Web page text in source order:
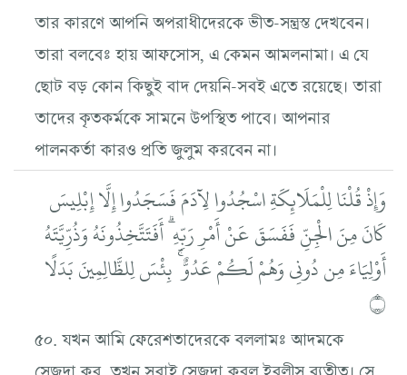
তার কারণে আপনি অপরাধীদেরকে ভীত-সন্ত্রস্ত দেখবেন।
তারা বলবেঃ হায় আফসোস, এ কেমন আমলনামা। এ যে
ছোট বড় কোন কিছুই বাদ দেয়নি-সবই এতে রয়েছে। তারা
তাদের কৃতকর্মকে সামনে উপস্থিত পাবে। আপনার
পালনকর্তা কারও প্রতি জুলুম করবেন না।
وَإِذْ قُلْنَا لِلْمَلَائِكَةِ اسْجُدُوا لِآدَمَ فَسَجَدُوا إِلَّا إِبْلِيسَ
كَانَ مِنَ الْجِنِّ فَفَسَقَ عَنْ أَمْرِ رَبِّهِ ۗ أَفَتَتَّخِذُونَهُ وَذُرِّيَّتَهُ
أَوْلِيَاءَ مِن دُونِي وَهُمْ لَكُمْ عَدُوٌّ ۚ بِئْسَ لِلظَّالِمِينَ بَدَلًا
۝
৫০. যখন আমি ফেরেশতাদেরকে বললামঃ আদমকে
সেজদা কর, তখন সবাই সেজদা করল ইবলীস ব্যতীত। সে